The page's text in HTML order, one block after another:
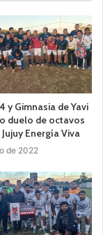
y Gimnasia de Yavi
duelo de octavos
Energía Viva
de 2022